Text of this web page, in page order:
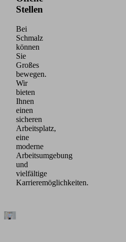
Stellen
Bei
Schmalz
können
Sie
Großes
bewegen.
Wir
bieten
Ihnen
einen
sicheren
Arbeitsplatz,
eine
moderne
Arbeitsumgebung
und
vielfältige
Karrieremöglichkeiten.